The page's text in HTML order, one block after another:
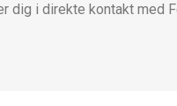
dig i direkte kontakt med